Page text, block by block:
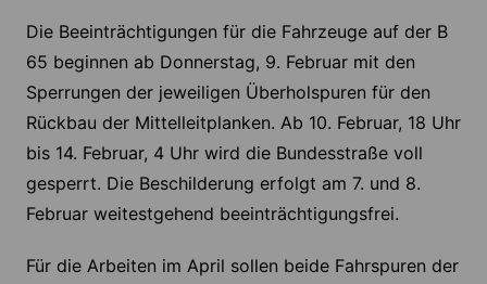
Die Beeinträchtigungen für die Fahrzeuge auf der B
65 beginnen ab Donnerstag, 9. Februar mit den
Sperrungen der jeweiligen Überholspuren für den
Rückbau der Mittelleitplanken. Ab 10. Februar, 18 Uhr
bis 14. Februar, 4 Uhr wird die Bundesstraße voll
gesperrt. Die Beschilderung erfolgt am 7. und 8.
Februar weitestgehend beeinträchtigungsfrei.
Für die Arbeiten im April sollen beide Fahrspuren der